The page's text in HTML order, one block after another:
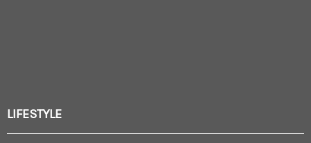
LIFESTYLE